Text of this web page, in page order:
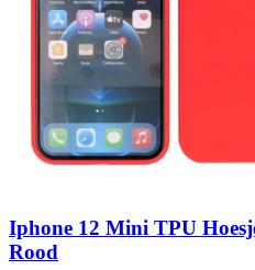
Iphone 12 Mini TPU
Rood